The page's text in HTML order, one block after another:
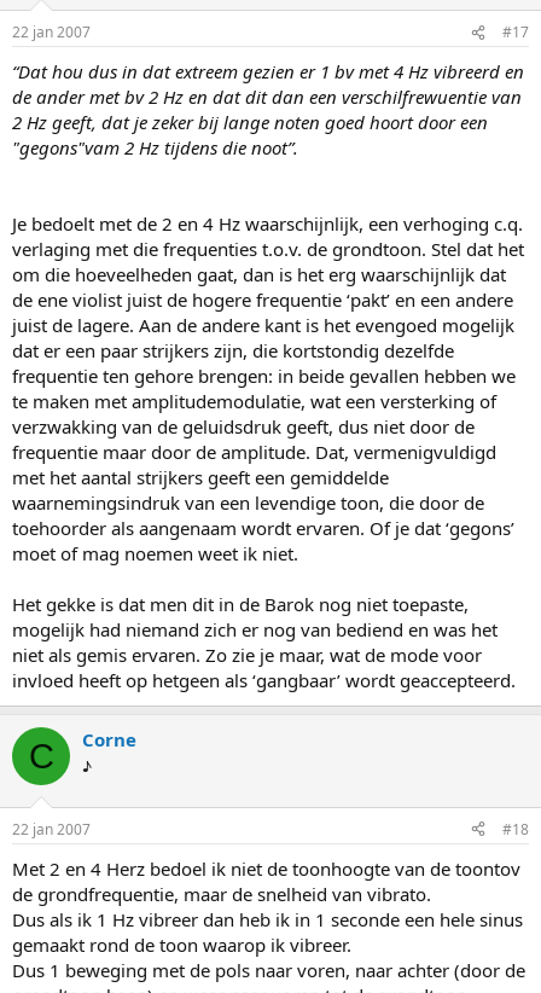
22 jan 2007 #17
“Dat hou dus in dat extreem gezien er 1 bv met 4 Hz vibreerd en
de ander met bv 2 Hz en dat dit dan een verschilfrewuentie van
2 Hz geeft, dat je zeker bij lange noten goed hoort door een
"gegons"vam 2 Hz tijdens die noot”.
Je bedoelt met de 2 en 4 Hz waarschijnlijk, een verhoging c.q.
verlaging met die frequenties t.o.v. de grondtoon. Stel dat het
om die hoeveelheden gaat, dan is het erg waarschijnlijk dat
de ene violist juist de hogere frequentie ‘pakt’ en een andere
juist de lagere. Aan de andere kant is het evengoed mogelijk
dat er een paar strijkers zijn, die kortstondig dezelfde
frequentie ten gehore brengen: in beide gevallen hebben we
te maken met amplitudemodulatie, wat een versterking of
verzwakking van de geluidsdruk geeft, dus niet door de
frequentie maar door de amplitude. Dat, vermenigvuldigd
met het aantal strijkers geeft een gemiddelde
waarnemingsindruk van een levendige toon, die door de
toehoorder als aangenaam wordt ervaren. Of je dat ‘gegons’
moet of mag noemen weet ik niet.
Het gekke is dat men dit in de Barok nog niet toepaste,
mogelijk had niemand zich er nog van bediend en was het
niet als gemis ervaren. Zo zie je maar, wat de mode voor
invloed heeft op hetgeen als ‘gangbaar’ wordt geaccepteerd.
C Corne
♪
22 jan 2007 #18
Met 2 en 4 Herz bedoel ik niet de toonhoogte van de toontov
de grondfrequentie, maar de snelheid van vibrato.
Dus als ik 1 Hz vibreer dan heb ik in 1 seconde een hele sinus
gemaakt rond de toon waarop ik vibreer.
Dus 1 beweging met de pols naar voren, naar achter (door de